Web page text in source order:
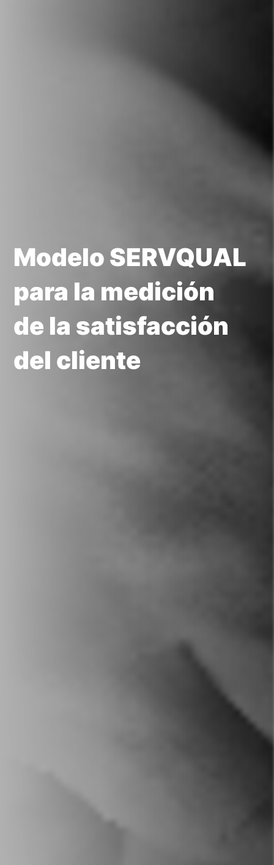
Modelo SERVQUAL
para la medición
de la satisfacción
del cliente